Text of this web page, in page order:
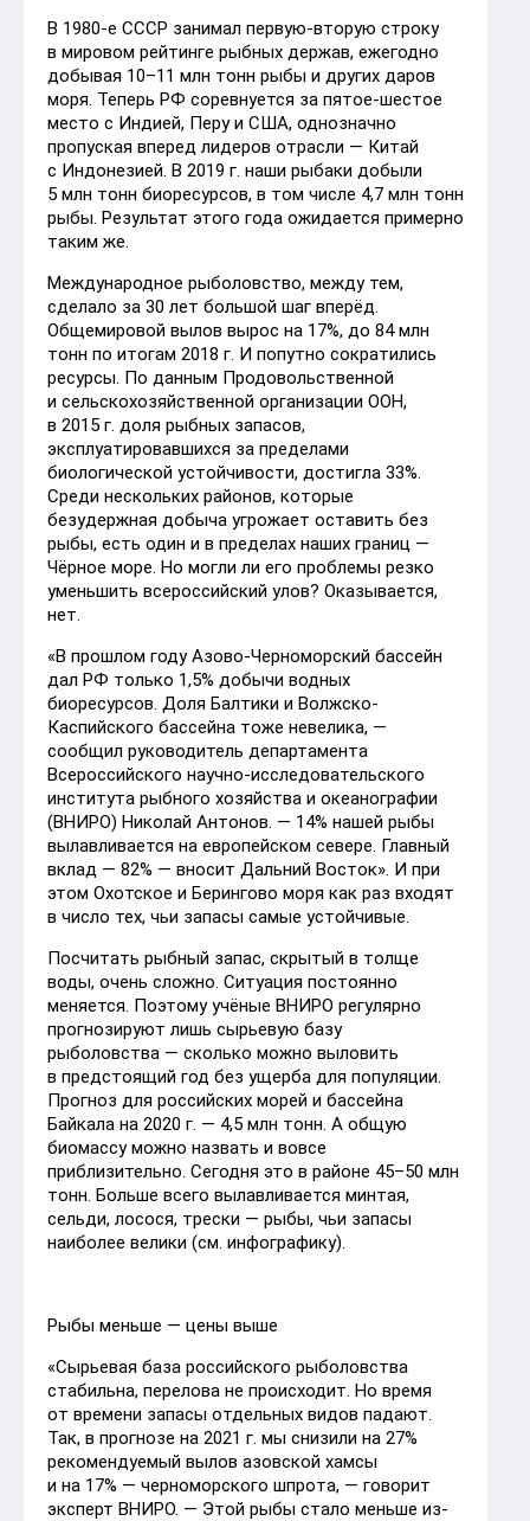
В 1980-е СССР занимал первую-вторую строку
в мировом рейтинге рыбных держав, ежегодно
добывая 10–11 млн тонн рыбы и других даров
моря. Теперь РФ соревнуется за пятое-шестое
место с Индией, Перу и США, однозначно
пропуская вперед лидеров отрасли — Китай
с Индонезией. В 2019 г. наши рыбаки добыли
5 млн тонн биоресурсов, в том числе 4,7 млн тонн
рыбы. Результат этого года ожидается примерно
таким же.
Международное рыболовство, между тем,
сделало за 30 лет большой шаг вперёд.
Общемировой вылов вырос на 17%, до 84 млн
тонн по итогам 2018 г. И попутно сократились
ресурсы. По данным Продовольственной
и сельскохозяйственной организации ООН,
в 2015 г. доля рыбных запасов,
эксплуатировавшихся за пределами
биологической устойчивости, достигла 33%.
Среди нескольких районов, которые
безудержная добыча угрожает оставить без
рыбы, есть один и в пределах наших границ —
Чёрное море. Но могли ли его проблемы резко
уменьшить всероссийский улов? Оказывается,
нет.
«В прошлом году Азово-Черноморский бассейн
дал РФ только 1,5% добычи водных
биоресурсов. Доля Балтики и Волжско-
Каспийского бассейна тоже невелика, —
сообщил руководитель департамента
Всероссийского научно-исследовательского
института рыбного хозяйства и океанографии
(ВНИРО) Николай Антонов. — 14% нашей рыбы
вылавливается на европейском севере. Главный
вклад — 82% — вносит Дальний Восток». И при
этом Охотское и Берингово моря как раз входят
в число тех, чьи запасы самые устойчивые.
Посчитать рыбный запас, скрытый в толще
воды, очень сложно. Ситуация постоянно
меняется. Поэтому учёные ВНИРО регулярно
прогнозируют лишь сырьевую базу
рыболовства — сколько можно выловить
в предстоящий год без ущерба для популяции.
Прогноз для российских морей и бассейна
Байкала на 2020 г. — 4,5 млн тонн. А общую
биомассу можно назвать и вовсе
приблизительно. Сегодня это в районе 45–50 млн
тонн. Больше всего вылавливается минтая,
сельди, лосося, трески — рыбы, чьи запасы
наиболее велики (см. инфографику).
Рыбы меньше — цены выше
«Сырьевая база российского рыболовства
стабильна, перелова не происходит. Но время
от времени запасы отдельных видов падают.
Так, в прогнозе на 2021 г. мы снизили на 27%
рекомендуемый вылов азовской хамсы
и на 17% — черноморского шпрота, — говорит
эксперт ВНИРО. — Этой рыбы стало меньше из-